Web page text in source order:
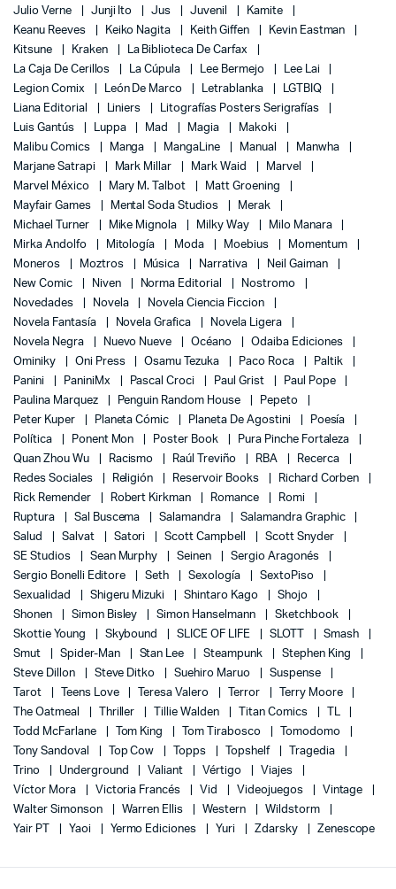
Julio Verne
Junji Ito Jus Juvenil
Kamite
Keanu Reeves
Keiko Nagita Keith Giffen
Kevin Eastman
Kitsune
Kraken
La Biblioteca De Carfax
La Caja De Cerillos
La Cúpula Lee Bermejo
Lee Lai
Legion Comix
León De Marco Letrablanka
LGTBIQ
Liana Editorial
Liniers
Litografías Posters Serigrafías
Luis Gantús
Luppa Mad Magia
Makoki
Malibu Comics
Manga MangaLine Manual
Manwha
Marjane Satrapi
Mark Millar Mark Waid
Marvel
Marvel México
Mary M. Talbot
Matt Groening
Mayfair Games
Mental Soda Studios
Merak
Michael Turner
Mike Mignola Milky Way
Milo Manara
Mirka Andolfo
Mitología Moda Moebius
Momentum
Moneros
Moztros Música Narrativa
Neil Gaiman
New Comic
Niven Norma Editorial
Nostromo
Novedades
Novela
Novela Ciencia Ficcion
Novela Fantasía
Novela Grafica
Novela Ligera
Novela Negra
Nuevo Nueve Océano
Odaiba Ediciones
Ominiky
Oni Press Osamu Tezuka Paco Roca
Paltik
Panini
PaniniMx Pascal Croci Paul Grist
Paul Pope
Paulina Marquez
Penguin Random House
Pepeto
Peter Kuper
Planeta Cómic Planeta De Agostini
Poesía
Política
Ponent Mon Poster Book
Pura Pinche Fortaleza
Quan Zhou Wu
Racismo Raúl Treviño RBA
Recerca
Redes Sociales
Religión Reservoir Books
Richard Corben
Rick Remender
Robert Kirkman Romance
Romi
Ruptura
Sal Buscema Salamandra
Salamandra Graphic
Salud
Salvat Satori Scott Campbell
Scott Snyder
SE Studios
Sean Murphy Seinen
Sergio Aragonés
Sergio Bonelli Editore
Seth Sexología
SextoPiso
Sexualidad
Shigeru Mizuki Shintaro Kago
Shojo
Shonen
Simon Bisley Simon Hanselmann
Sketchbook
Skottie Young
Skybound SLICE OF LIFE SLOTT
Smash
Smut
Spider-Man Stan Lee Steampunk
Stephen King
Steve Dillon
Steve Ditko Suehiro Maruo
Suspense
Tarot
Teens Love Teresa Valero Terror
Terry Moore
The Oatmeal
Thriller Tillie Walden Titan Comics
TL
Todd McFarlane
Tom King Tom Tirabosco
Tomodomo
Tony Sandoval
Top Cow Topps Topshelf
Tragedia
Trino
Underground Valiant Vértigo
Viajes
Víctor Mora
Victoria Francés Vid Videojuegos
Vintage
Walter Simonson
Warren Ellis Western
Wildstorm
Yair PT
Yaoi Yermo Ediciones Yuri Zdarsky Zenescope